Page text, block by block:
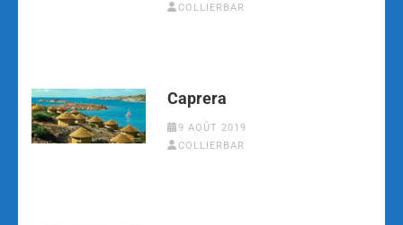
COLLIERBAR
Caprera
9 AOÛT 2019
COLLIERBAR